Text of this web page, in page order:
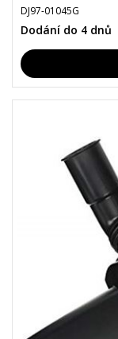
DJ97-01045G
Dodání do 4 dnů